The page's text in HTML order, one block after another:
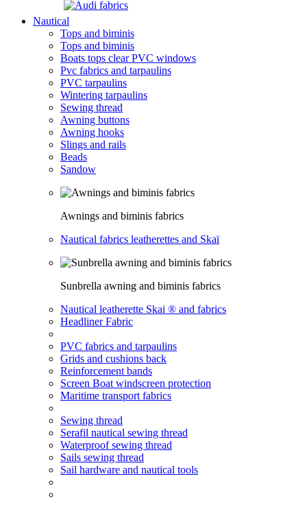
Nautical
Tops and biminis
Tops and biminis
Boats tops clear PVC windows
Pvc fabrics and tarpaulins
PVC tarpaulins
Wintering tarpaulins
Sewing thread
Awning buttons
Awning hooks
Slings and rails
Beads
Sandow
Awnings and biminis fabrics
Nautical fabrics leatherettes and Skaï
Sunbrella awning and biminis fabrics
Nautical leatherette Skai ® and fabrics
Headliner Fabric
PVC fabrics and tarpaulins
Grids and cushions back
Reinforcement bands
Screen Boat windscreen protection
Maritime transport fabrics
Sewing thread
Serafil nautical sewing thread
Waterproof sewing thread
Sails sewing thread
Sail hardware and nautical tools